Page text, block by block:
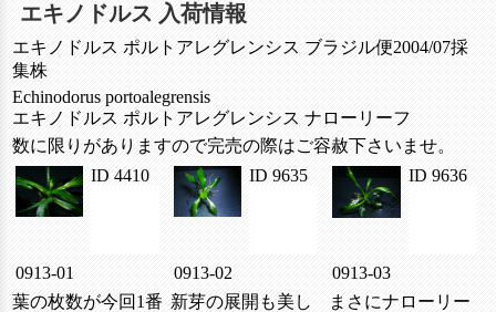
エキノドルス 入荷情報
エキノドルス ポルトアレグレンシス ブラジル便2004/07採
集株
Echinodorus portoalegrensis
エキノドルス ポルトアレグレンシス ナローリーフ
数に限りがありますので完売の際はご容赦下さいませ。
ID 4410
0913-01
ID 9635
0913-02
ID 9636
0913-03
葉の枚数が今回1番 新芽の展開も美し
まさにナローリー